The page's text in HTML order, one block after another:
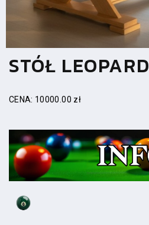
STÓŁ LEOPARD
CENA: 10000.00 zł